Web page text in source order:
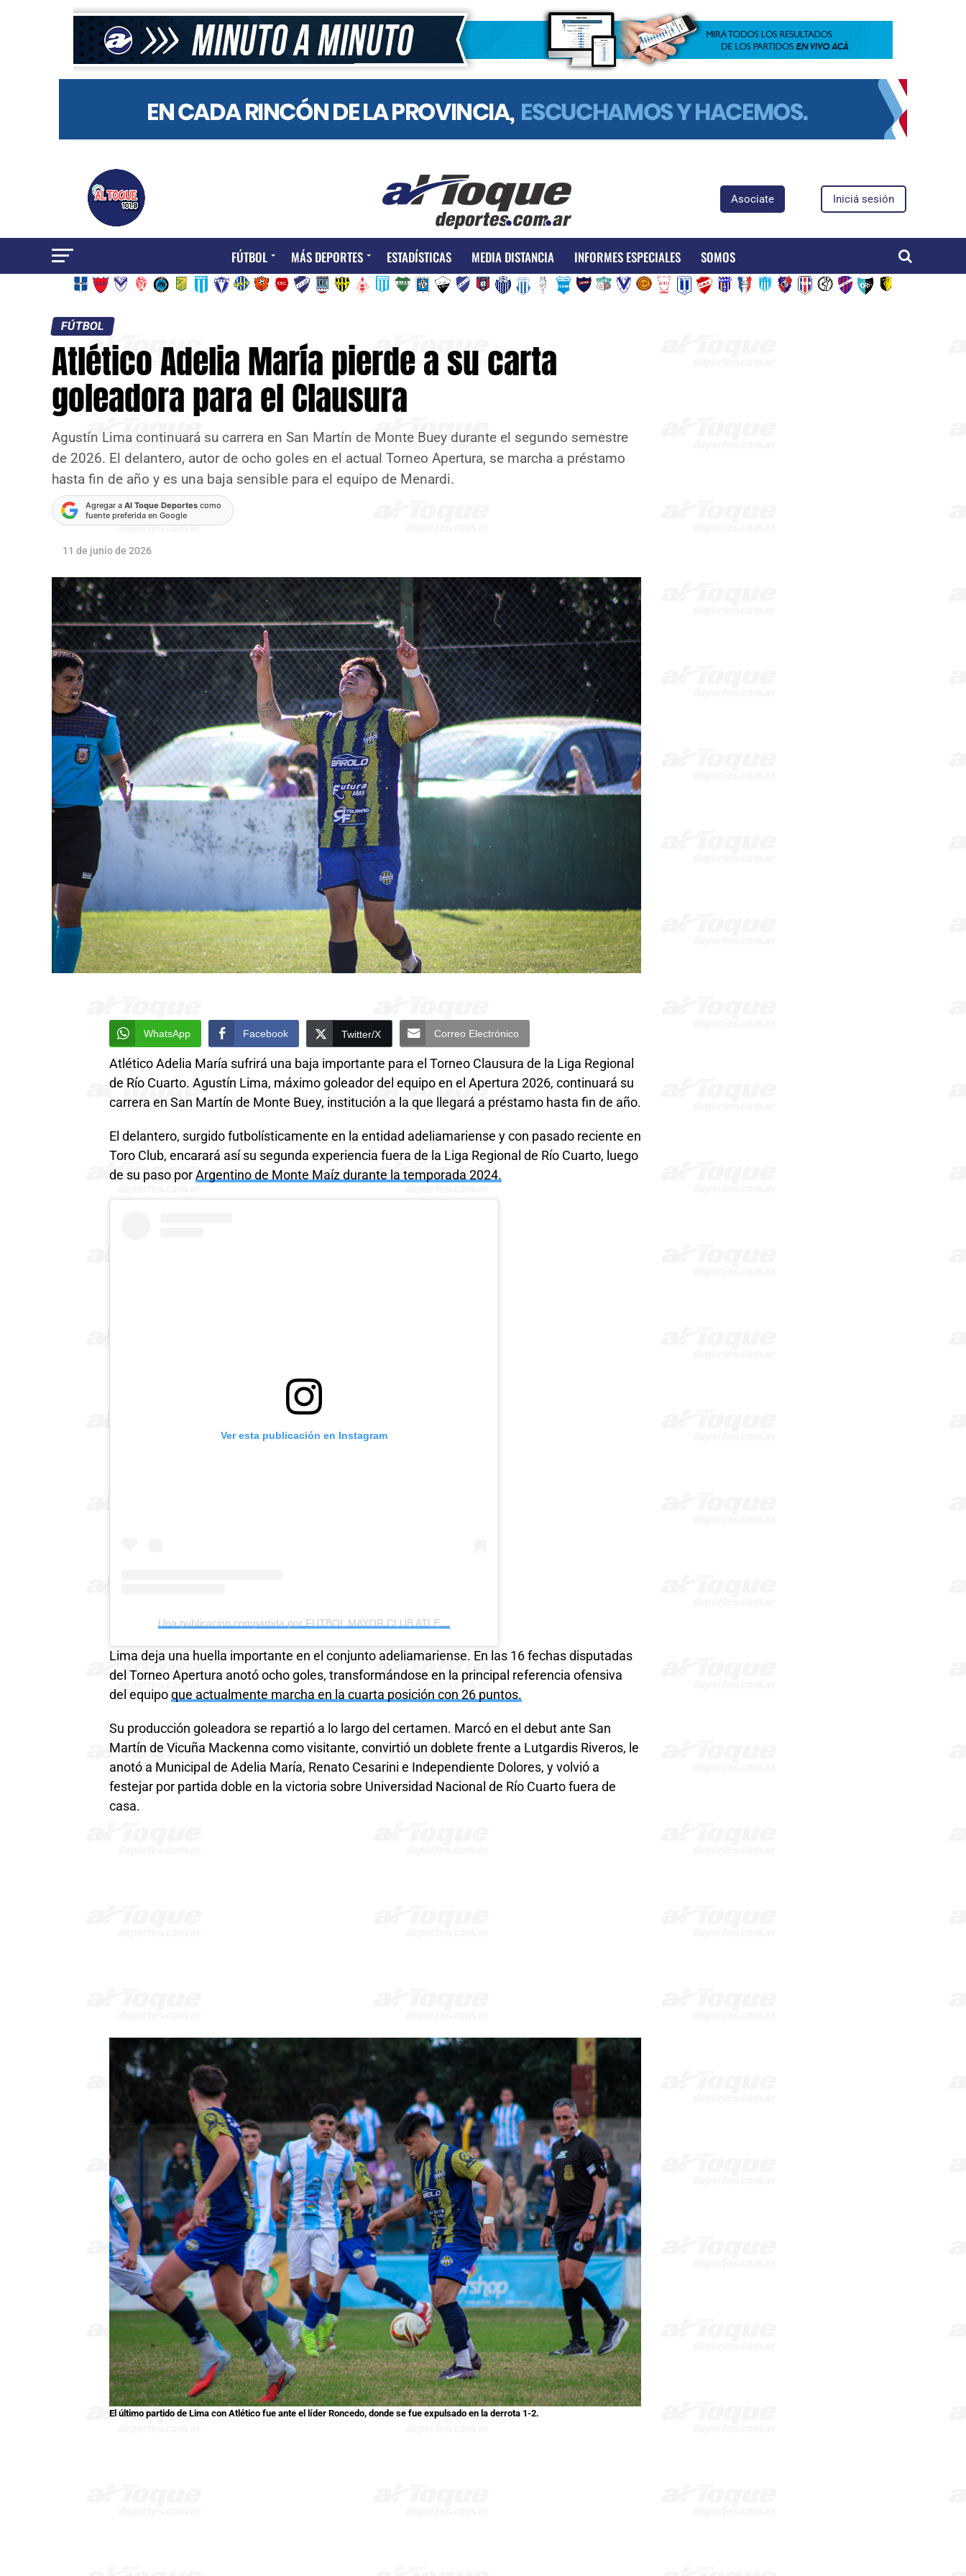
Asociate Iniciá sesión
FÚTBOL MÁS DEPORTES ESTADÍSTICAS MEDIA DISTANCIA INFORMES ESPECIALES SOMOS
FÚTBOL
Atlético Adelia María pierde a su carta
goleadora para el Clausura
Agustín Lima continuará su carrera en San Martín de Monte Buey durante el segundo semestre
de 2026. El delantero, autor de ocho goles en el actual Torneo Apertura, se marcha a préstamo
hasta fin de año y es una baja sensible para el equipo de Menardi.
Agregar a Al Toque Deportes como
fuente preferida en Google
11 de junio de 2026
WhatsApp Facebook Twitter/X Correo Electrónico
Atlético Adelia María sufrirá una baja importante para el Torneo Clausura de la Liga Regional
de Río Cuarto. Agustín Lima, máximo goleador del equipo en el Apertura 2026, continuará su
carrera en San Martín de Monte Buey, institución a la que llegará a préstamo hasta fin de año.
El delantero, surgido futbolísticamente en la entidad adeliamariense y con pasado reciente en
Toro Club, encarará así su segunda experiencia fuera de la Liga Regional de Río Cuarto, luego
de su paso por Argentino de Monte Maíz durante la temporada 2024.
Ver esta publicación en Instagram
Una publicación compartida por FUTBOL MAYOR CLUB ATLETICO SAN MARTIN (@futbolmayor.clubsanmartin)
Lima deja una huella importante en el conjunto adeliamariense. En las 16 fechas disputadas
del Torneo Apertura anotó ocho goles, transformándose en la principal referencia ofensiva
del equipo que actualmente marcha en la cuarta posición con 26 puntos.
Su producción goleadora se repartió a lo largo del certamen. Marcó en el debut ante San
Martín de Vicuña Mackenna como visitante, convirtió un doblete frente a Lutgardis Riveros, le
anotó a Municipal de Adelia María, Renato Cesarini e Independiente Dolores, y volvió a
festejar por partida doble en la victoria sobre Universidad Nacional de Río Cuarto fuera de
casa.
El último partido de Lima con Atlético fue ante el líder Roncedo, donde se fue expulsado en la derrota 1-2.